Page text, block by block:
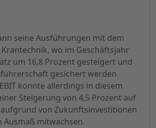
seine Ausführungen mit dem
Krantechnik, wo im Geschäftsjahr
um 16,8 Prozent gesteigert und
gesichert werden
konnte allerdings in diesem
Steigerung von 4,5 Prozent auf
aufgrund von Zukunftsinvestitionen
Ausmaß mitwachsen.